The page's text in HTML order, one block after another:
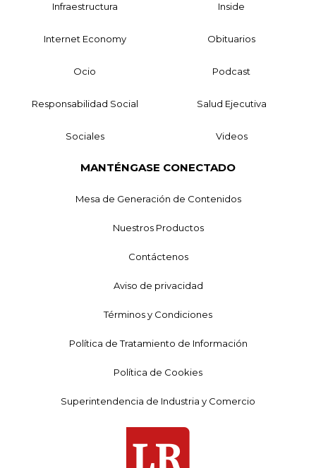
Infraestructura Inside
Internet Economy Obituarios
Ocio Podcast
Responsabilidad Social Salud Ejecutiva
Sociales Videos
MANTÉNGASE CONECTADO
Mesa de Generación de Contenidos
Nuestros Productos
Contáctenos
Aviso de privacidad
Términos y Condiciones
Política de Tratamiento de Información
Política de Cookies
Superintendencia de Industria y Comercio